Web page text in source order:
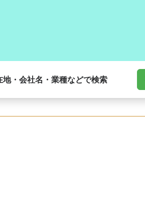
地・会社名・業種などで検索